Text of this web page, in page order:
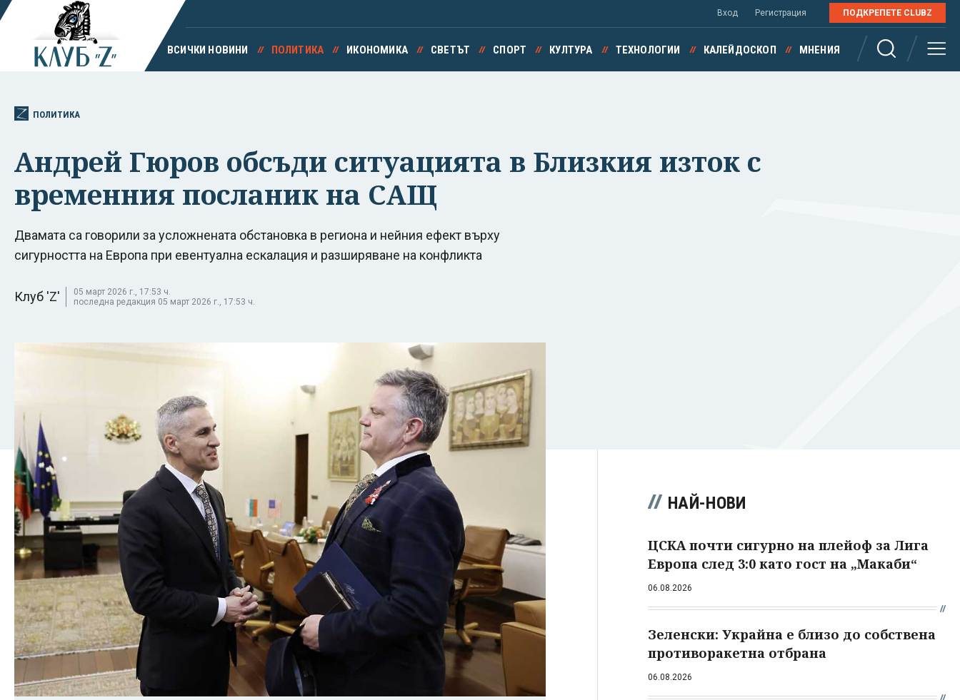
Вход Регистрация ПОДКРЕПЕТЕ CLUBZ
ВСИЧКИ НОВИНИ ПОЛИТИКА ИКОНОМИКА СВЕТЪТ СПОРТ КУЛТУРА ТЕХНОЛОГИИ КАЛЕЙДОСКОП МНЕНИЯ
ПОЛИТИКА
Андрей Гюров обсъди ситуацията в Близкия изток с
временния посланик на САЩ
Двамата са говорили за усложнената обстановка в региона и нейния ефект върху
сигурността на Европа при евентуална ескалация и разширяване на конфликта
Клуб 'Z'
05 март 2026 г., 17:53 ч.
последна редакция 05 март 2026 г., 17:53 ч.
НАЙ-НОВИ
ЦСКА почти сигурно на плейоф за Лига
Европа след 3:0 като гост на „Макаби“
06.08.2026
Зеленски: Украйна е близо до собствена
противоракетна отбрана
06.08.2026